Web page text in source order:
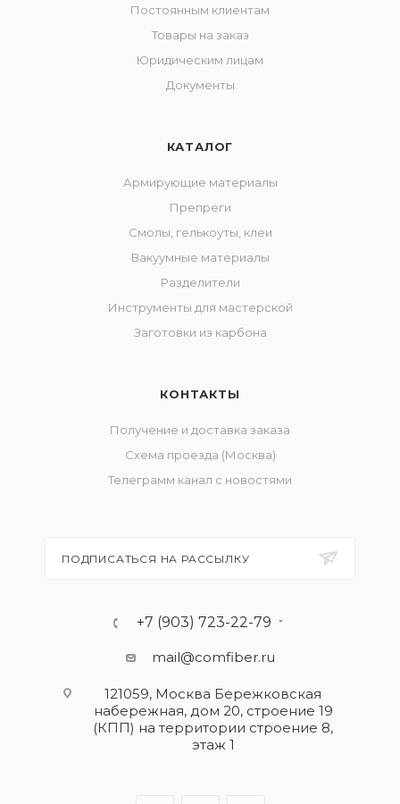
Постоянным клиентам
Товары на заказ
Юридическим лицам
Документы
КАТАЛОГ
Армирующие материалы
Препреги
Смолы, гелькоуты, клеи
Вакуумные материалы
Разделители
Инструменты для мастерской
Заготовки из карбона
КОНТАКТЫ
Получение и доставка заказа
Схема проезда (Москва)
Телеграмм канал с новостями
ПОДПИСАТЬСЯ НА РАССЫЛКУ
+7 (903) 723-22-79
mail@comfiber.ru
121059, Москва Бережковская
набережная, дом 20, строение 19
(КПП) на территории строение 8,
этаж 1